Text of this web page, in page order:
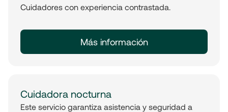
Cuidadores con experiencia contrastada.
Más información
Cuidadora nocturna
Este servicio garantiza asistencia y seguridad a